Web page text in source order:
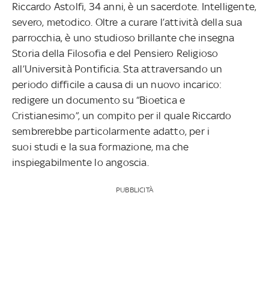
Riccardo Astolfi, 34 anni, è un sacerdote. Intelligente,
severo, metodico. Oltre a curare l’attività della sua
parrocchia, è uno studioso brillante che insegna
Storia della Filosofia e del Pensiero Religioso
all’Università Pontificia. Sta attraversando un
periodo difficile a causa di un nuovo incarico:
redigere un documento su “Bioetica e
Cristianesimo”, un compito per il quale Riccardo
sembrerebbe particolarmente adatto, per i
suoi studi e la sua formazione, ma che
inspiegabilmente lo angoscia.
PUBBLICITÀ